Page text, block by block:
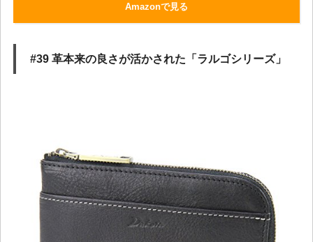
Amazonで見る
#39 革本来の良さが活かされた「ラルゴシリーズ」